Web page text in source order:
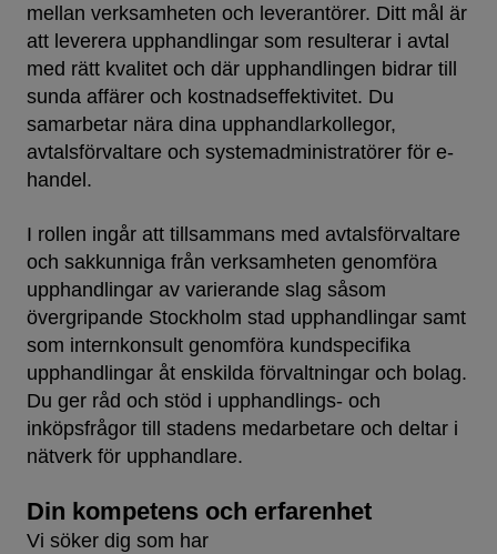
mellan verksamheten och leverantörer. Ditt mål är
att leverera upphandlingar som resulterar i avtal
med rätt kvalitet och där upphandlingen bidrar till
sunda affärer och kostnadseffektivitet. Du
samarbetar nära dina upphandlarkollegor,
avtalsförvaltare och systemadministratörer för e-
handel.
I rollen ingår att tillsammans med avtalsförvaltare
och sakkunniga från verksamheten genomföra
upphandlingar av varierande slag såsom
övergripande Stockholm stad upphandlingar samt
som internkonsult genomföra kundspecifika
upphandlingar åt enskilda förvaltningar och bolag.
Du ger råd och stöd i upphandlings- och
inköpsfrågor till stadens medarbetare och deltar i
nätverk för upphandlare.
Din kompetens och erfarenhet
Vi söker dig som har